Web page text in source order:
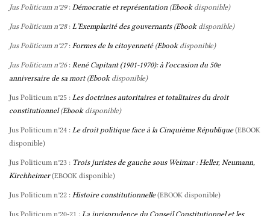
Jus Politicum n°29: Démocratie et représentation (Ebookdisponible)
Jus Politicum n°28: L’Exemplarité des gouvernants(Ebookdisponible)
Jus Politicum n°27: Formes de la citoyenneté(Ebookdisponible)
Jus Politicum n°26: René Capitant (1901-1970): à l’occasion du 50e
anniversaire de sa mort(Ebookdisponible)
Jus Politicum n°25 : Les doctrines autoritaires et totalitaires du droit
constitutionnel(Ebookdisponible)
Jus Politicum n°24 : Le droit politique face à la Cinquième République (EBOOK
disponible)
Jus Politicum n°23 : Trois juristes de gauche sous Weimar : Heller, Neumann,
Kirchheimer (EBOOK disponible)
Jus Politicum n°22 : Histoire constitutionnelle (EBOOK disponible)
Jus Politicum n°20-21 : La jurisprudence du Conseil Constitutionnel et les